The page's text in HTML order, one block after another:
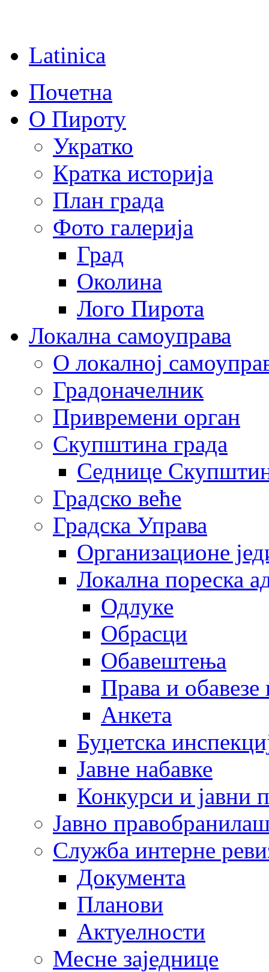
Latinica
Почетна
О Пироту
Укратко
Кратка историја
План града
Фото галерија
Град
Околина
Лого Пирота
Локална самоуправа
О локалној
Градоначелник
Привремени орган
Скупштина града
Седнице
Градско веће
Градска Управа
Организационе
Локална пореска
Одлуке
Обрасци
Обавештења
Права и
Анкета
Буџетска
Јавне набавке
Конкурси и јавни
Јавно
Служба интерне
Документа
Планови
Актуелности
Месне заједнице